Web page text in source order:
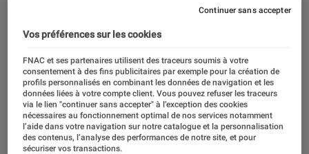
Vos préférences sur les cookies
FNAC et ses partenaires utilisent des traceurs soumis à votre
consentement à des fins publicitaires par exemple pour la création de
profils personnalisés en combinant les données de navigation et les
données liées à votre compte client. Vous pouvez refuser les traceurs
via le lien "continuer sans accepter" à l’exception des cookies
nécessaires au fonctionnement optimal de nos services notamment
l’aide dans votre navigation sur notre catalogue et la personnalisation
des contenus, l’analyse des performances de notre site, et pour
sécuriser vos transactions.
Continuer sans accepter